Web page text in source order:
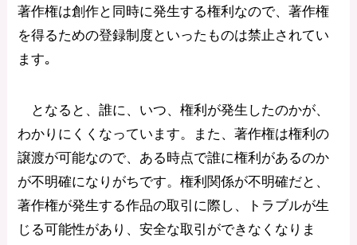
著作権は創作と同時に発生する権利なので、著作権
を得るための登録制度といったものは禁止されてい
ます｡
となると、誰に、いつ、権利が発生したのかが、
わかりにくくなっています。また、著作権は権利の
譲渡が可能なので、ある時点で誰に権利があるのか
が不明確になりがちです。権利関係が不明確だと、
著作権が発生する作品の取引に際し、トラブルが生
じる可能性があり、安全な取引ができなくなりま